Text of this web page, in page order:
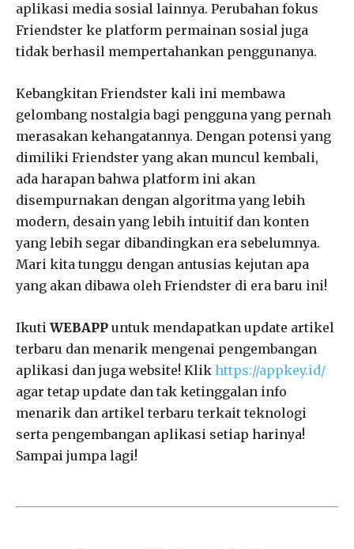
aplikasi media sosial lainnya. Perubahan fokus
Friendster ke platform permainan sosial juga
tidak berhasil mempertahankan penggunanya.
Kebangkitan Friendster kali ini membawa
gelombang nostalgia bagi pengguna yang pernah
merasakan kehangatannya. Dengan potensi yang
dimiliki Friendster yang akan muncul kembali,
ada harapan bahwa platform ini akan
disempurnakan dengan algoritma yang lebih
modern, desain yang lebih intuitif dan konten
yang lebih segar dibandingkan era sebelumnya.
Mari kita tunggu dengan antusias kejutan apa
yang akan dibawa oleh Friendster di era baru ini!
Ikuti WEBAPP untuk mendapatkan update artikel
terbaru dan menarik mengenai pengembangan
aplikasi dan juga website! Klik https://appkey.id/
agar tetap update dan tak ketinggalan info
menarik dan artikel terbaru terkait teknologi
serta pengembangan aplikasi setiap harinya!
Sampai jumpa lagi!